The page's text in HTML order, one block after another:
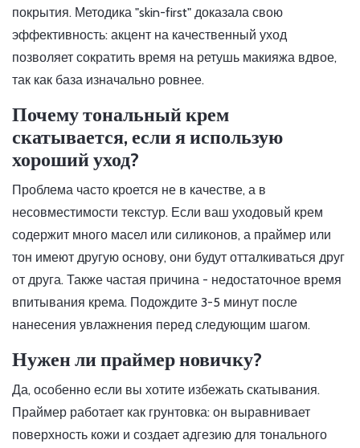
покрытия. Методика "skin-first" доказала свою
эффективность: акцент на качественный уход
позволяет сократить время на ретушь макияжа вдвое,
так как база изначально ровнее.
Почему тональный крем
скатывается, если я использую
хороший уход?
Проблема часто кроется не в качестве, а в
несовместимости текстур. Если ваш уходовый крем
содержит много масел или силиконов, а праймер или
тон имеют другую основу, они будут отталкиваться друг
от друга. Также частая причина - недостаточное время
впитывания крема. Подождите 3-5 минут после
нанесения увлажнения перед следующим шагом.
Нужен ли праймер новичку?
Да, особенно если вы хотите избежать скатывания.
Праймер работает как грунтовка: он выравнивает
поверхность кожи и создает адгезию для тонального